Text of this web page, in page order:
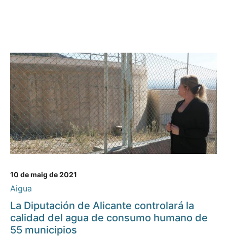
10 de maig de 2021
Aigua
La Diputación de Alicante controlará la
calidad del agua de consumo humano de
55 municipios